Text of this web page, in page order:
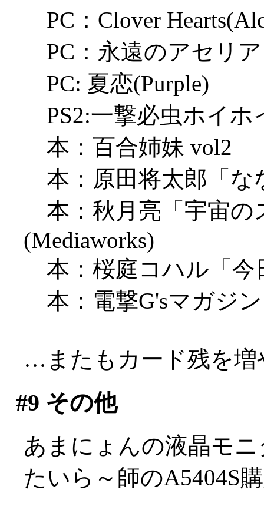
PC：Clover
PC：永遠のアセリア
PC: 夏恋(Purple)
PS2:一撃必虫ホイホ
本：百合姉妹 vol2
本：原田将太郎「な
本：秋月亮「宇宙の
(Mediaworks)
本：桜庭コハル「今
本：電撃G'sマガジン
…またもカード残を
#9 その他
あまにょんの液晶モ
たいら～師のA5404S